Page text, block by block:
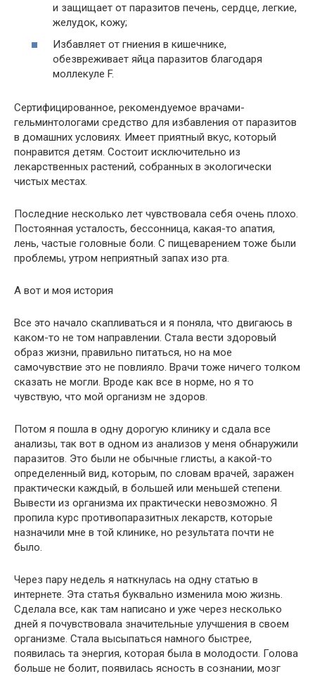
и защищает от паразитов печень, сердце, легкие,
желудок, кожу;
Избавляет от гниения в кишечнике,
обезвреживает яйца паразитов благодаря
моллекуле F.
Сертифицированное, рекомендуемое врачами-
гельминтологами средство для избавления от паразитов
в домашних условиях. Имеет приятный вкус, который
понравится детям. Состоит исключительно из
лекарственных растений, собранных в экологически
чистых местах.
Последние несколько лет чувствовала себя очень плохо.
Постоянная усталость, бессонница, какая-то апатия,
лень, частые головные боли. С пищеварением тоже были
проблемы, утром неприятный запах изо рта.
А вот и моя история
Все это начало скапливаться и я поняла, что двигаюсь в
каком-то не том направлении. Стала вести здоровый
образ жизни, правильно питаться, но на мое
самочувствие это не повлияло. Врачи тоже ничего толком
сказать не могли. Вроде как все в норме, но я то
чувствую, что мой организм не здоров.
Потом я пошла в одну дорогую клинику и сдала все
анализы, так вот в одном из анализов у меня обнаружили
паразитов. Это были не обычные глисты, а какой-то
определенный вид, которым, по словам врачей, заражен
практически каждый, в большей или меньшей степени.
Вывести из организма их практически невозможно. Я
пропила курс противопаразитных лекарств, которые
назначили мне в той клинике, но результата почти не
было.
Через пару недель я наткнулась на одну статью в
интернете. Эта статья буквально изменила мою жизнь.
Сделала все, как там написано и уже через несколько
дней я почувствовала значительные улучшения в своем
организме. Стала высыпаться намного быстрее,
появилась та энергия, которая была в молодости. Голова
больше не болит, появилась ясность в сознании, мозг